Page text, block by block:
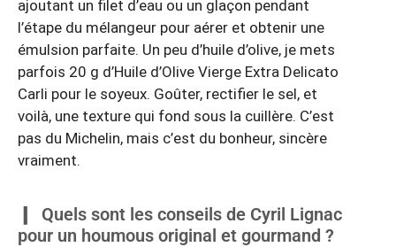
ajoutant un filet d’eau ou un glaçon pendant
l’étape du mélangeur pour aérer et obtenir une
émulsion parfaite. Un peu d’huile d’olive, je mets
parfois 20 g d’Huile d’Olive Vierge Extra Delicato
Carli pour le soyeux. Goûter, rectifier le sel, et
voilà, une texture qui fond sous la cuillère. C’est
pas du Michelin, mais c’est du bonheur, sincère
vraiment.
Quels sont les conseils de Cyril Lignac
pour un houmous original et gourmand ?